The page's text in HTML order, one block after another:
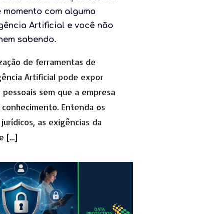
momento com alguma
Artificial e você não
sabendo.
de ferramentas de
Artificial pode expor
pessoais sem que a empresa
Entenda os
as exigências da
[…]